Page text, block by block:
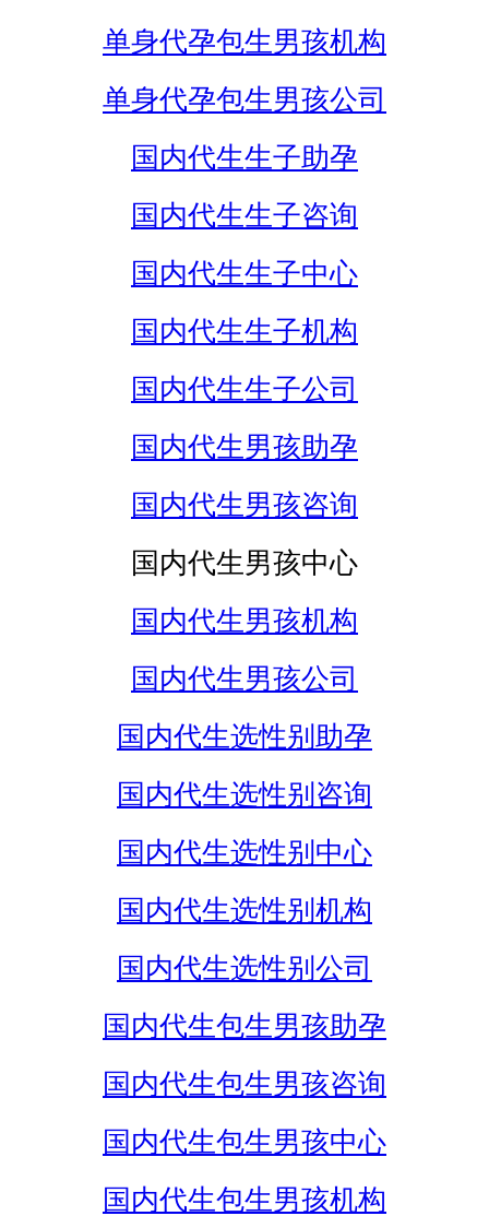
单身代孕包生男孩机构
单身代孕包生男孩公司
国内代生生子助孕
国内代生生子咨询
国内代生生子中心
国内代生生子机构
国内代生生子公司
国内代生男孩助孕
国内代生男孩咨询
国内代生男孩中心
国内代生男孩机构
国内代生男孩公司
国内代生选性别助孕
国内代生选性别咨询
国内代生选性别中心
国内代生选性别机构
国内代生选性别公司
国内代生包生男孩助孕
国内代生包生男孩咨询
国内代生包生男孩中心
国内代生包生男孩机构